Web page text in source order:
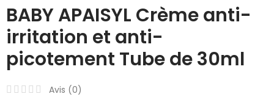
BABY APAISYL Crème anti-
irritation et anti-
picotement Tube de 30ml
Avis (0)